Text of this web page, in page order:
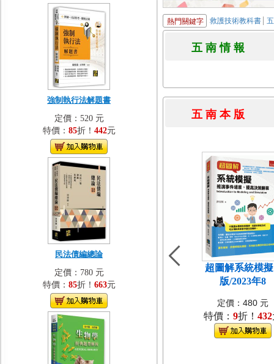
強制執行法解題書
定價：520 元
特價： 85折！ 442元
民法債編總論
定價：780 元
特價： 85折！ 663元
熱門關鍵字 救護技術教科書
五 南 情
五 南 本
超圖解系統模
版/2023年8
定價：480 元
特價： 9折！ 432